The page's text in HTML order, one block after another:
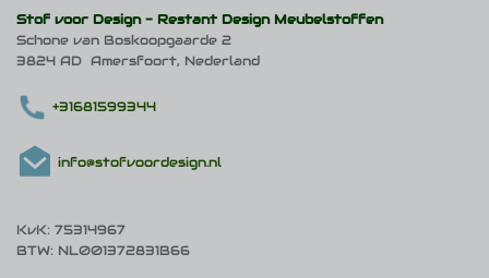
gekozen
worden
op
productpagina
Stof voor Design - Restant Design Meubelstoffen
Schone van Boskoopgaarde 2
3824 AD Amersfoort, Nederland
+31681599344
info@stofvoordesign.nl
KvK: 75314967
BTW: NL001372831B66